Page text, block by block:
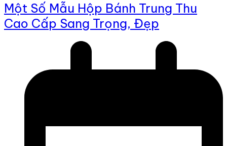
Một Số Mẫu Hộp Bánh Trung Thu
Cao Cấp Sang Trọng, Đẹp